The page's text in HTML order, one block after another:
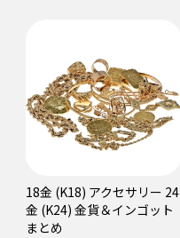
18金 (K18) アクセサリー 24
金 (K24) 金貨＆インゴット
まとめ